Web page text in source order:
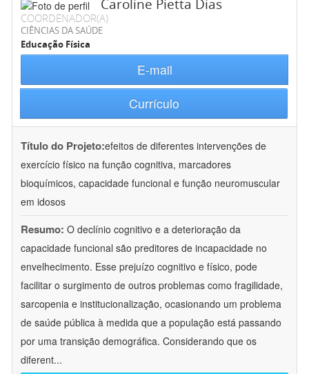
Caroline Pietta Dias
COORDENADOR(A)
CIÊNCIAS DA SAÚDE
Educação Física
E-mail
Currículo
Título do Projeto:efeitos de diferentes intervenções de
exercício físico na função cognitiva, marcadores
bioquímicos, capacidade funcional e função neuromuscular
em idosos
Resumo: O declínio cognitivo e a deterioração da
capacidade funcional são preditores de incapacidade no
envelhecimento. Esse prejuízo cognitivo e físico, pode
facilitar o surgimento de outros problemas como fragilidade,
sarcopenia e institucionalização, ocasionando um problema
de saúde pública à medida que a população está passando
por uma transição demográfica. Considerando que os
diferent...